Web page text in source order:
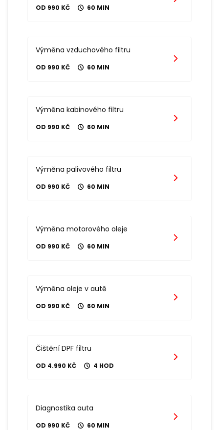
OD 990 KČ 60 MIN
Výměna vzduchového filtru
OD 990 KČ 60 MIN
Výměna kabinového filtru
OD 990 KČ 60 MIN
Výměna palivového filtru
OD 990 KČ 60 MIN
Výměna motorového oleje
OD 990 KČ 60 MIN
Výměna oleje v autě
OD 990 KČ 60 MIN
Čištění DPF filtru
OD 4.990 KČ 4 HOD
Diagnostika auta
OD 990 KČ 60 MIN